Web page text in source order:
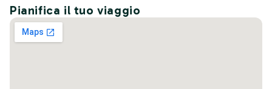
Pianifica il tuo viaggio